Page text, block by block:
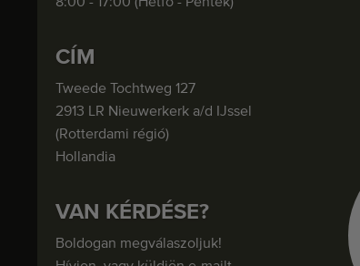
CÍM
Tweede Tochtweg 127
2913 LR Nieuwerkerk a/d IJssel
(Rotterdami régió)
Hollandia
VAN KÉRDÉSE?
Boldogan megválaszoljuk!